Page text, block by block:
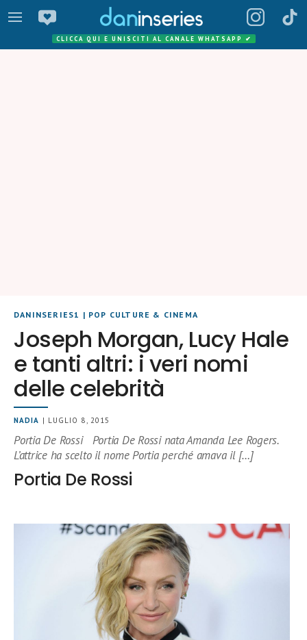
CLICCA QUI E UNISCITI AL CANALE WHATSAPP ✔
DANINSERIES1 | POP CULTURE & CINEMA
Joseph Morgan, Lucy Hale
e tanti altri: i veri nomi
delle celebrità
NADIA | LUGLIO 8, 2015
Portia De Rossi Portia De Rossi nata Amanda Lee Rogers.
L’attrice ha scelto il nome Portia perché amava il […]
Portia De Rossi